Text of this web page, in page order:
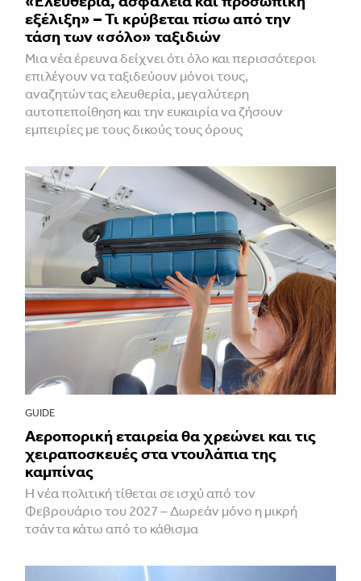
εξέλιξη» – Τι κρύβεται πίσω από την
τάση των «σόλο» ταξιδιών
Μια νέα έρευνα δείχνει ότι όλο και περισσότεροι
επιλέγουν να ταξιδεύουν μόνοι τους,
αναζητώντας ελευθερία, μεγαλύτερη
αυτοπεποίθηση και την ευκαιρία να ζήσουν
εμπειρίες με τους δικούς τους όρους
GUIDE
Αεροπορική εταιρεία θα χρεώνει και τις
χειραποσκευές στα ντουλάπια της
καμπίνας
Η νέα πολιτική τίθεται σε ισχύ από τον
Φεβρουάριο του 2027 – Δωρεάν μόνο η μικρή
τσάντα κάτω από το κάθισμα